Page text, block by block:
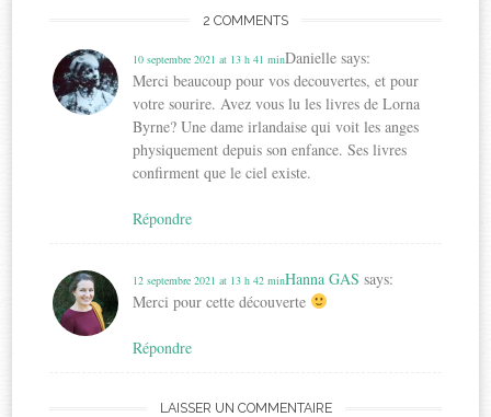
2 COMMENTS
Danielle says:
10 septembre 2021 at 13 h 41 min
Merci beaucoup pour vos decouvertes, et pour
votre sourire. Avez vous lu les livres de Lorna
Byrne? Une dame irlandaise qui voit les anges
physiquement depuis son enfance. Ses livres
confirment que le ciel existe.
Répondre
Hanna GAS says:
12 septembre 2021 at 13 h 42 min
Merci pour cette découverte
Répondre
LAISSER UN COMMENTAIRE